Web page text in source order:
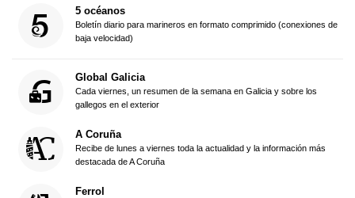
5 océanos
Boletín diario para marineros en formato comprimido (conexiones de
baja velocidad)
Global Galicia
Cada viernes, un resumen de la semana en Galicia y sobre los
gallegos en el exterior
A Coruña
Recibe de lunes a viernes toda la actualidad y la información más
destacada de A Coruña
Ferrol